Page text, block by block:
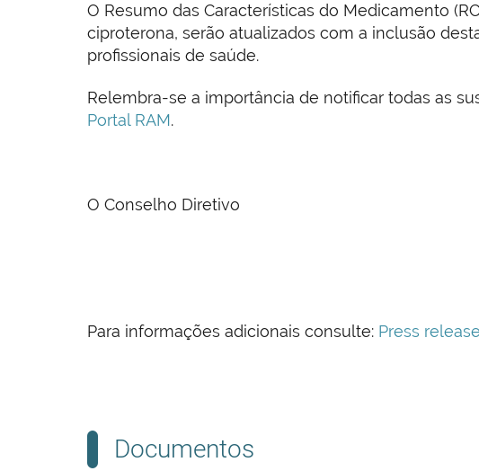
O Resumo das Características do Medicamento
ciproterona, serão atualizados com a inclusão
profissionais de saúde.
Relembra-se a importância de notificar todas as
Portal RAM.
O Conselho Diretivo
Para informações adicionais consulte: Press
Documentos